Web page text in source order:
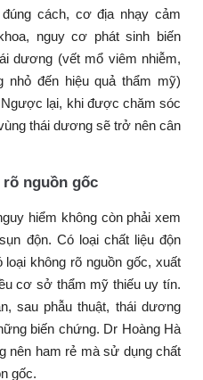
cách, cơ địa nhạy cảm
nguy cơ phát sinh biến
dương (vết mổ viêm nhiễm,
nhỏ đến hiệu quả thẩm mỹ)
lại, khi được chăm sóc
thái dương sẽ trở nên cân
nguồn gốc
hiểm không còn phải xem
độn. Có loại chất liệu độn
không rõ nguồn gốc, xuất
cơ sở thẩm mỹ thiếu uy tín.
sau phẫu thuật, thái dương
biến chứng. Dr Hoàng Hà
nên ham rẻ mà sử dụng chất
gốc.